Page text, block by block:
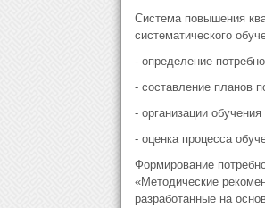
Система повышения
систематического
- определение
- составление планов
- организации
- оценка процесса
Формирование
«Методические
разработанные на